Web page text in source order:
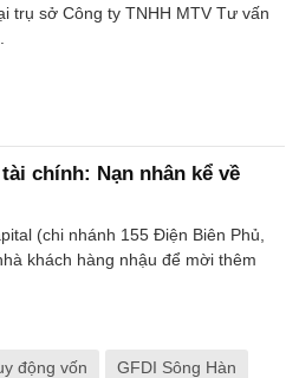
trụ sở Công ty TNHH MTV Tư vấn
chính: Nạn nhân kể về
(chi nhánh 155 Điện Biên Phủ,
khách hàng nhậu để mời thêm
động vốn GFDI Sông Hàn